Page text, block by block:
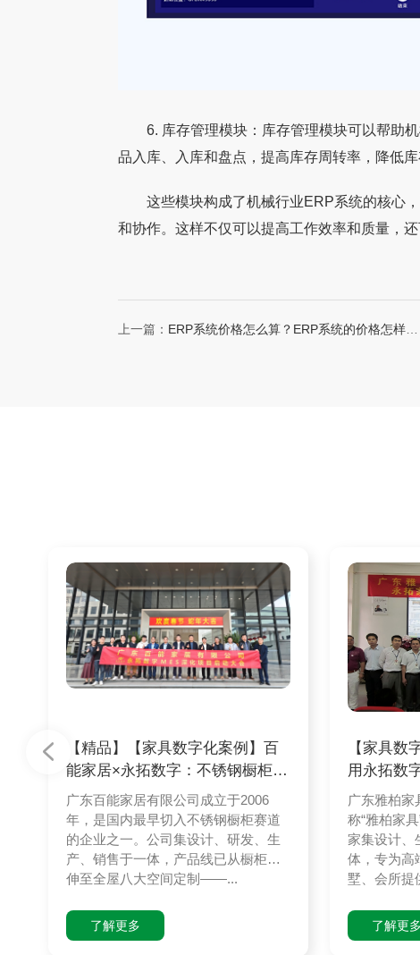
6. 库存管理模块：库存管理模块可以帮助机
品入库、入库和盘点，提高库存周转率，降低库
这些模块构成了机械行业ERP系统的核心，
和协作。这样不仅可以提高工作效率和质量，
上一篇： ERP系统价格怎么算？ERP系统的价格怎样构
【精品】【家具数字化案例】百
能家居×永拓数字：不锈钢橱柜头
部品牌
广东百能家居有限公司成立于2006
年，是国内最早切入不锈钢橱柜赛道
的企业之一。公司集设计、研发、生
产、销售于一体，产品线已从橱柜延
伸至全屋八大空间定制——...
了解更多
【家具数
用永拓数
酒店家具
广东雅柏家
称“雅柏家
家集设计、
体，专为高
墅、会所提
了解更多